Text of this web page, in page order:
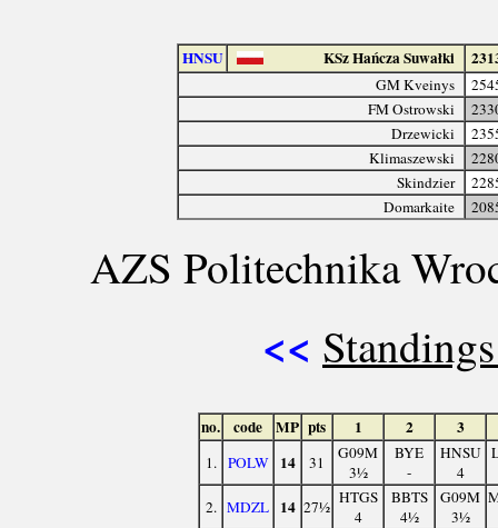
HNSU KSz Hańcza Suwałki
GM Kveinys
FM Ostrowski
Drzewicki
Klimaszewski
Skindzier
Domarkaite
AZS Politechnika
<<
no. code MP pts 1 2 3
1. POLW 14 31
G09M
3½
BYE
-
HNSU
4
2. MDZL 14 27½ HTGS
4
BBTS
4½
G09M
3½